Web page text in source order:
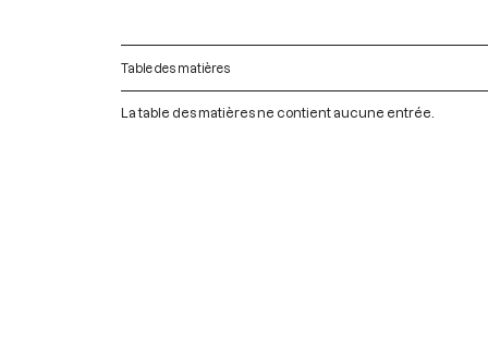
Table des matières
La table des matières ne contient aucune entrée.